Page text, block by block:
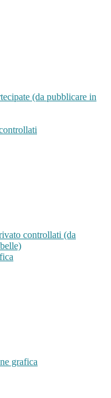
(da pubblicare in
controllati (da
grafica